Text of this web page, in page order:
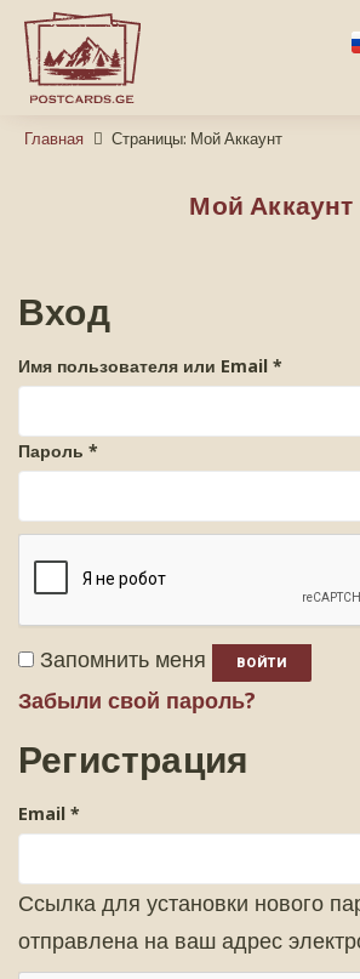
Главная Страницы: Мой Аккаунт
Мой Аккаунт
Вход
Имя пользователя или Email *
Пароль *
Запомнить меня ВОЙТИ
Забыли свой пароль?
Регистрация
Email *
Ссылка для установки нового
отправлена ​​на ваш адрес